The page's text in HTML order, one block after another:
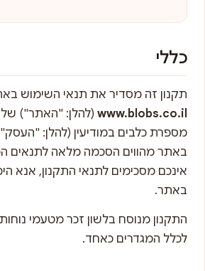
כללי
תקנון זה מסדיר את תנאי השימוש
www.blobs.co.il
מספרת כלבים במודיעין (להלן:
באתר מהווים הסכמה מלאה לתנאים
אינכם מסכימים לתנאי התקנון, אנא
באתר.
התקנון מנוסח בלשון זכר מטעמי
לכלל המגדרים כאחד.